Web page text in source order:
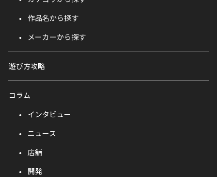
作品名から探す
メーカーから探す
遊び方攻略
コラム
インタビュー
ニュース
店舗
開発